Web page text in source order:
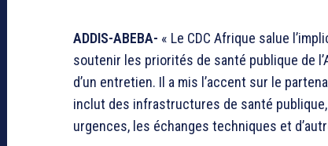
ADDIS-ABEBA- « Le CDC Afrique salue
soutenir les priorités de santé publique de
d’un entretien. Il a mis l’accent sur le
inclut des infrastructures de santé
urgences, les échanges techniques et